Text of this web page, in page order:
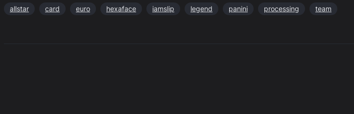
allstar card euro hexaface iamslip legend panini processing team